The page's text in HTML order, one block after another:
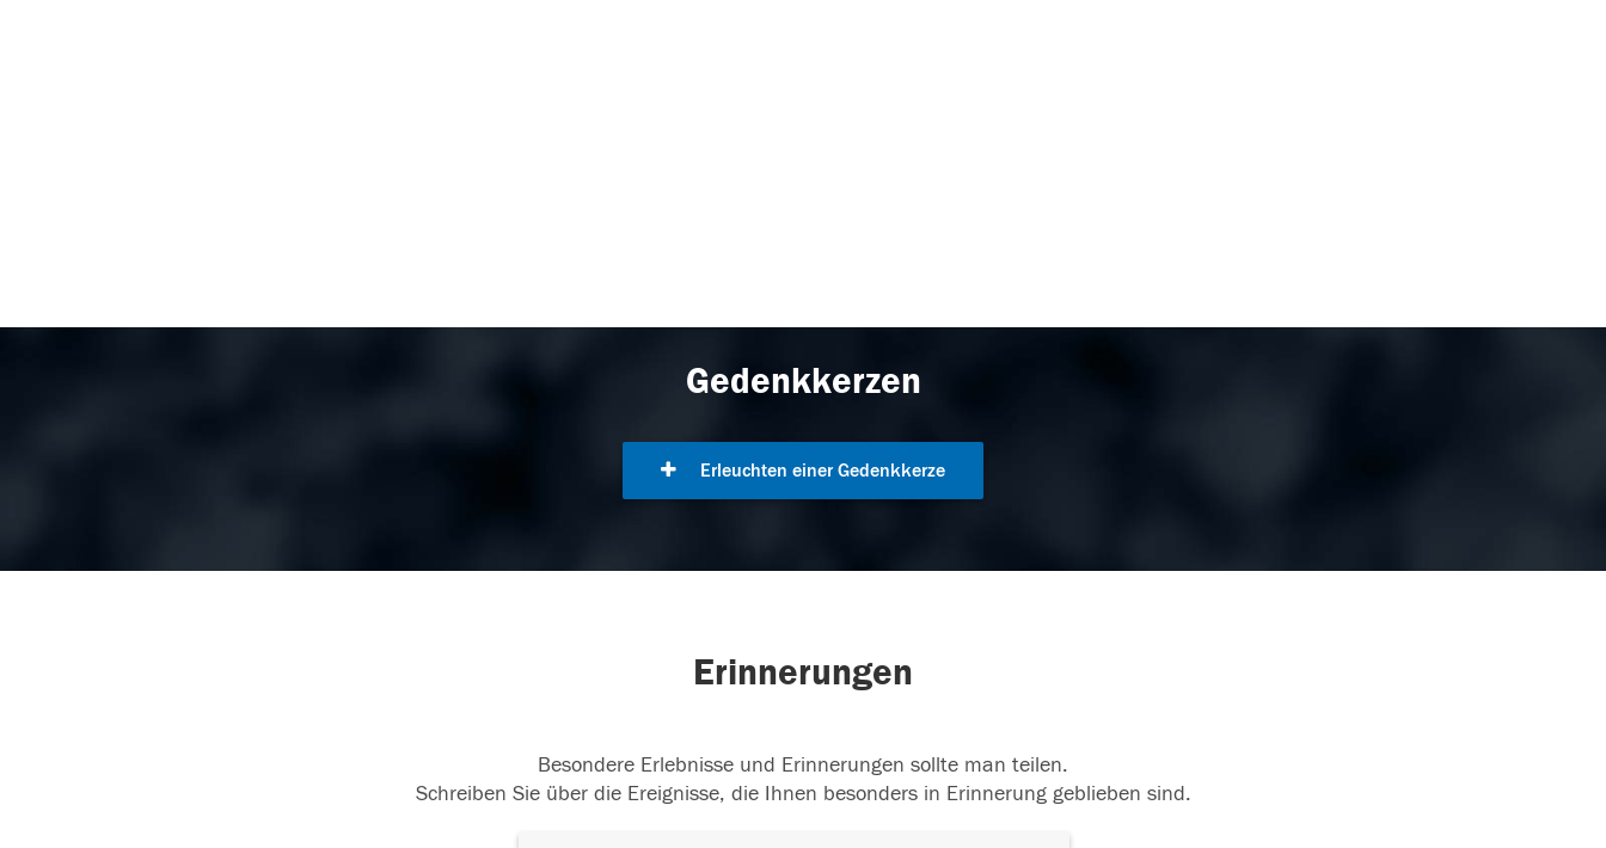
Gedenkkerzen
Erleuchten einer Gedenkkerze
Erinnerungen
Besondere Erlebnisse und Erinnerungen sollte man teilen.
Schreiben Sie über die Ereignisse, die Ihnen besonders in Erinnerung geblieben sind.